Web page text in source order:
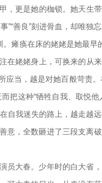
，更是她的枷锁。她天生
善良”刻进骨血，却唯独
。瘫痪在床的姥姥是她最
在姥姥身上，可换来的从
应当，越是对她百般苛责
把这种“牺牲自我、取悦
自我迷失的路上，越走越远
意，全数砸进了三段支离
员大春。少年时的白大省